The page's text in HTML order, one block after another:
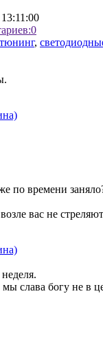
0
,
по времени
вас не
слава богу не в